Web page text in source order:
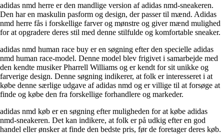
adidas nmd herre er den mandlige version af adidas nmd-sneakeren.
Den har en maskulin pasform og design, der passer til mænd. Adidas
nmd herre fås i forskellige farver og mønstre og giver mænd mulighed
for at opgradere deres stil med denne stilfulde og komfortable sneaker.
adidas nmd human race buy er en søgning efter den specielle adidas
nmd human race-model. Denne model blev frigivet i samarbejde med
den kendte musiker Pharrell Williams og er kendt for sit unikke og
farverige design. Denne søgning indikerer, at folk er interesseret i at
købe denne særlige udgave af adidas nmd og er villige til at forsøge at
finde og købe den fra forskellige forhandlere og markeder.
adidas nmd køb er en søgning efter muligheden for at købe adidas
nmd-sneakeren. Det kan indikere, at folk er på udkig efter en god
handel eller ønsker at finde den bedste pris, før de foretager deres køb.